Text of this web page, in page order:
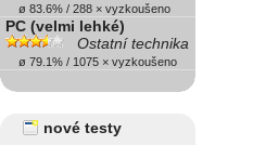
ø 83.6% / 288 × vyzkoušeno
PC (velmi lehké)
Ostatní technika
ø 79.1% / 1075 × vyzkoušeno
nové testy